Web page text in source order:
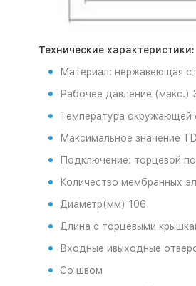
Технические характеристики:
Материал: нержавеющая
Рабочее давление (макс.)
Температура окружающей
Максимальное значение
Подключение: торцевой
Количество мембранных
Диаметр(мм) 106
Длина с торцевыми
Входные ивыходные
Со швом